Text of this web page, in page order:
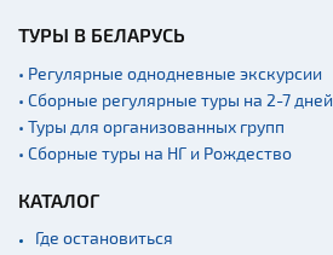
причалы
ТУРЫ В БЕЛАРУСЬ
• Регулярные однодневные экскурсии
• Сборные регулярные туры на 2-7 дней
• Туры для организованных групп
• Сборные туры на НГ и Рождество
КАТАЛОГ
Где остановиться